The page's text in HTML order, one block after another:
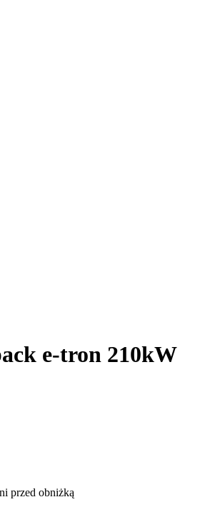
e-tron 210kW
przed obniżką